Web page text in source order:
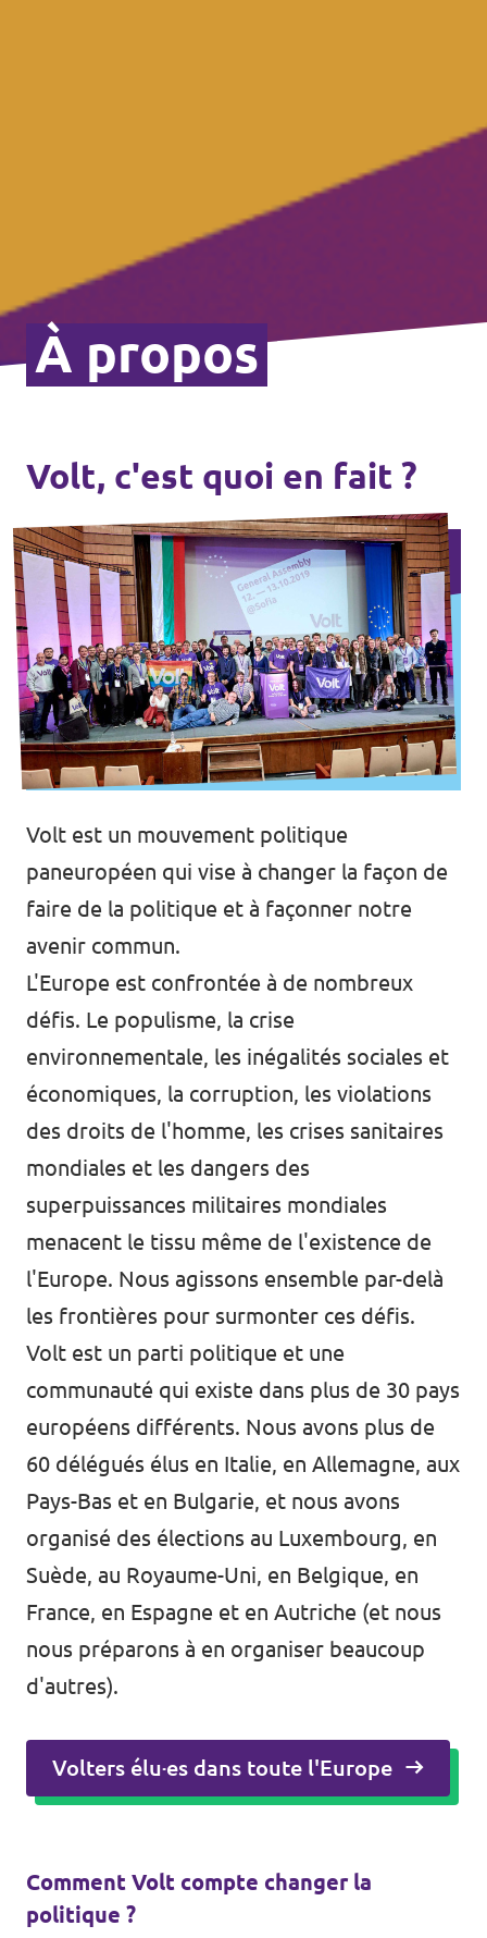
À propos
Volt, c'est quoi en fait ?
Volt est un mouvement politique
paneuropéen qui vise à changer la façon de
faire de la politique et à façonner notre
avenir commun.
L'Europe est confrontée à de nombreux
défis. Le populisme, la crise
environnementale, les inégalités sociales et
économiques, la corruption, les violations
des droits de l'homme, les crises sanitaires
mondiales et les dangers des
superpuissances militaires mondiales
menacent le tissu même de l'existence de
l'Europe. Nous agissons ensemble par-delà
les frontières pour surmonter ces défis.
Volt est un parti politique et une
communauté qui existe dans plus de 30 pays
européens différents. Nous avons plus de
60 délégués élus en Italie, en Allemagne, aux
Pays-Bas et en Bulgarie, et nous avons
organisé des élections au Luxembourg, en
Suède, au Royaume-Uni, en Belgique, en
France, en Espagne et en Autriche (et nous
nous préparons à en organiser beaucoup
d'autres).
Volters élu·es dans toute l'Europe
Comment Volt compte changer la
politique ?